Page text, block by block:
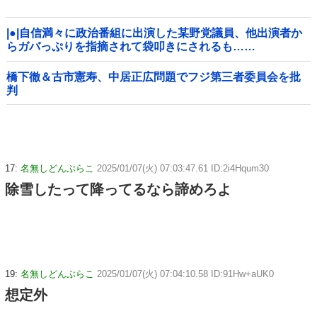
|●|自信満々に政治番組に出演した某野党議員、他出演者か
らガバっぷりを指摘されて袋叩きにされるも……
橋下徹＆古市憲寿、中居正広問題でフジ第三者委員会を批
判
17: 名無しどんぶらこ 2025/01/07(火) 07:03:47.61 ID:2i4Hqum30
除雪したって降ってるなら諦めろよ
19: 名無しどんぶらこ 2025/01/07(火) 07:04:10.58 ID:91Hw+aUK0
想定外